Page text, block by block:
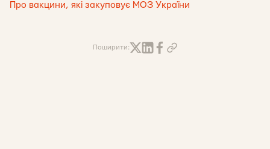
Про вакцини, які закуповує МОЗ України
Поширити: